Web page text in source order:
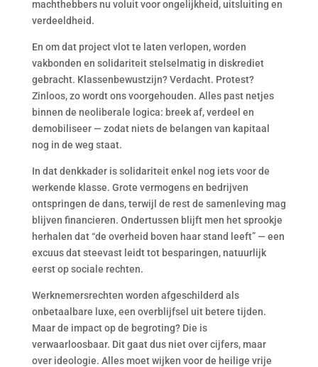
machthebbers nu voluit voor ongelijkheid, uitsluiting en
verdeeldheid.
En om dat project vlot te laten verlopen, worden
vakbonden en solidariteit stelselmatig in diskrediet
gebracht. Klassenbewustzijn? Verdacht. Protest?
Zinloos, zo wordt ons voorgehouden. Alles past netjes
binnen de neoliberale logica: breek af, verdeel en
demobiliseer — zodat niets de belangen van kapitaal
nog in de weg staat.
In dat denkkader is solidariteit enkel nog iets voor de
werkende klasse. Grote vermogens en bedrijven
ontspringen de dans, terwijl de rest de samenleving mag
blijven financieren. Ondertussen blijft men het sprookje
herhalen dat “de overheid boven haar stand leeft” — een
excuus dat steevast leidt tot besparingen, natuurlijk
eerst op sociale rechten.
Werknemersrechten worden afgeschilderd als
onbetaalbare luxe, een overblijfsel uit betere tijden.
Maar de impact op de begroting? Die is
verwaarloosbaar. Dit gaat dus niet over cijfers, maar
over ideologie. Alles moet wijken voor de heilige vrije